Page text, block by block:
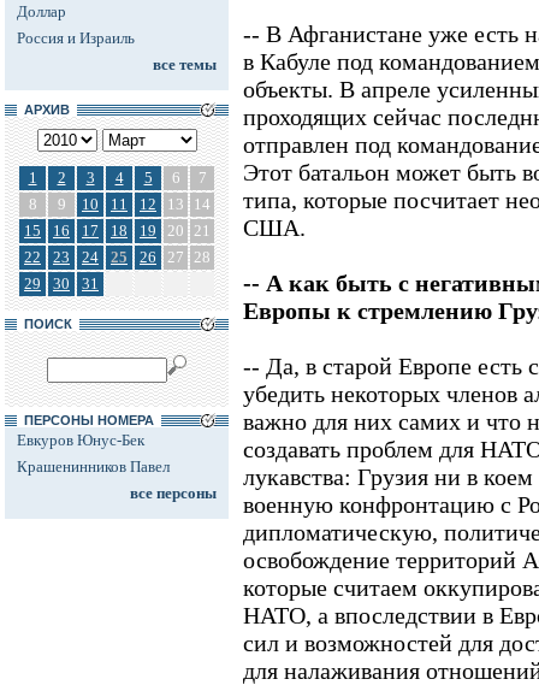
Доллар
Россия и Израиль
все темы
АРХИВ
1 2 3 4 5 6
7
8
9 10 11 12 13
14
15
16 17 18 19 20 21
22
23 24 25 26 27 28
29
30 31
ПОИСК
ПЕРСОНЫ НОМЕРА
Евкуров Юнус-Бек
Крашенинников Павел
все персоны
-- В Афганистане уже есть
в Кабуле под
объекты. В апреле
проходящих сейчас
отправлен под
Этот батальон может быть
типа, которые посчитает
США.
-- А как быть с
Европы к стремлению
-- Да, в старой Европе есть
убедить некоторых членов
важно для них самих и что
создавать проблем для
лукавства: Грузия ни в
военную конфронтацию с
дипломатическую,
освобождение
которые считаем
НАТО, а впоследствии в
сил и возможностей для
для налаживания